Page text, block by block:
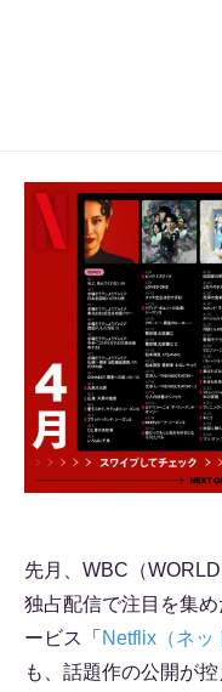
先月、WBC（
独占配信で注目を集
ービス「 Netflix（ネッ
も、話題作の公開が控